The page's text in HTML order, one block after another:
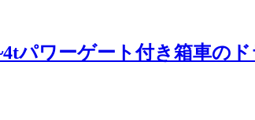
パワーゲート付き箱車の